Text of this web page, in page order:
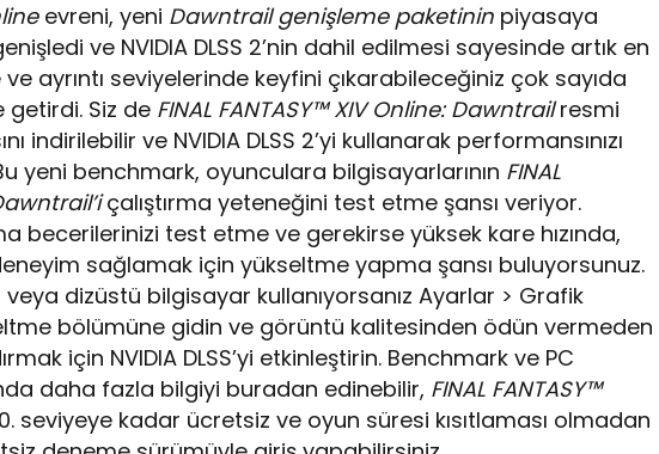
evreni, yeni Dawntrail genişleme paketinin piyasaya
ve NVIDIA DLSS 2’nin dahil edilmesi sayesinde artık en
ayrıntı seviyelerinde keyfini çıkarabileceğiniz çok sayıda
Siz de FINAL FANTASY™ XIV Online: Dawntrailresmi
indirilebilir ve NVIDIA DLSS 2’yi kullanarak performansınızı
yeni benchmark, oyunculara bilgisayarlarının FINAL
çalıştırma yeteneğini test etme şansı veriyor.
becerilerinizi test etme ve gerekirse yüksek kare hızında,
sağlamak için yükseltme yapma şansı buluyorsunuz.
dizüstü bilgisayar kullanıyorsanız Ayarlar > Grafik
bölümüne gidin ve görüntü kalitesinden ödün vermeden
için NVIDIA DLSS’yi etkinleştirin. Benchmark ve PC
daha fazla bilgiyi buradan edinebilir, FINAL FANTASY™
seviyeye kadar ücretsiz ve oyun süresi kısıtlaması olmadan